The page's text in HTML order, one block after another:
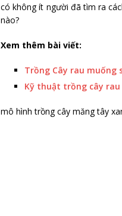
có không ít người đã tìm ra
nào?
Xem thêm bài viết:
Trồng Cây rau muống
Kỹ thuật trồng cây
mô hình trồng cây măng tây